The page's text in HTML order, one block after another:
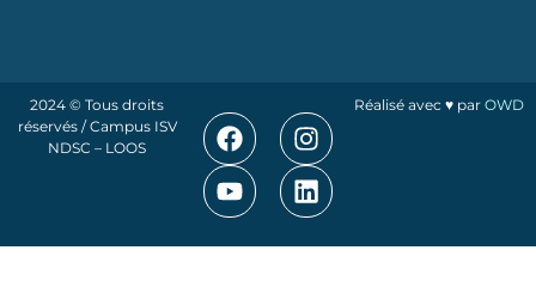
2024 © Tous droits
réservés / Campus ISV
NDSC – LOOS
Réalisé avec ♥ par OWD